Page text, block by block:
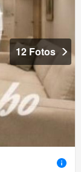
12 Fotos